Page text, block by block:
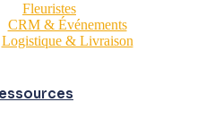
Fleuristes
CRM & Événements
Logistique & Livraison